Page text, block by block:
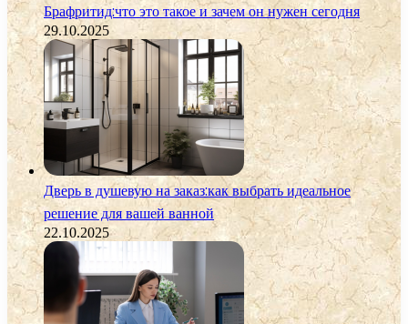
Брафритид:что это такое и зачем он нужен сегодня
29.10.2025
Дверь в душевую на заказ:как выбрать идеальное
решение для вашей ванной
22.10.2025